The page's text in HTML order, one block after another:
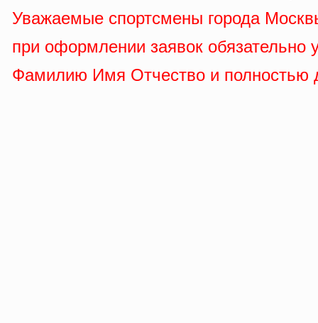
Уважаемые спортсмены города
при оформлении заявок обязательно
Фамилию Имя Отчество и полностью